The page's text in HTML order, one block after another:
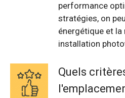
performance
stratégies, on
énergétique et
installation
Quels